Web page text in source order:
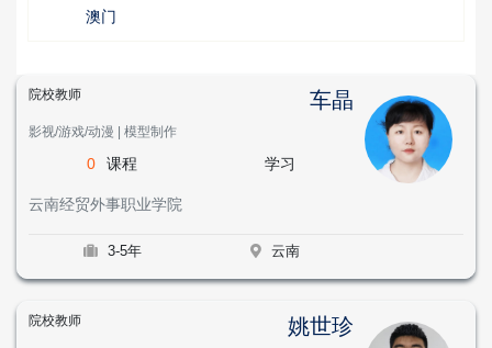
澳门
院校教师 车晶
影视/游戏/动漫 | 模型制作
0 课程 学习
云南经贸外事职业学院
3-5年 云南
院校教师 姚世珍